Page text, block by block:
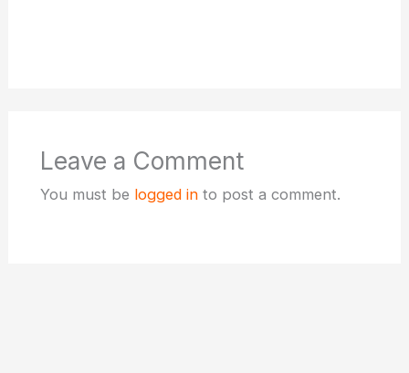
Leave a Comment
You must be logged into post a comment.